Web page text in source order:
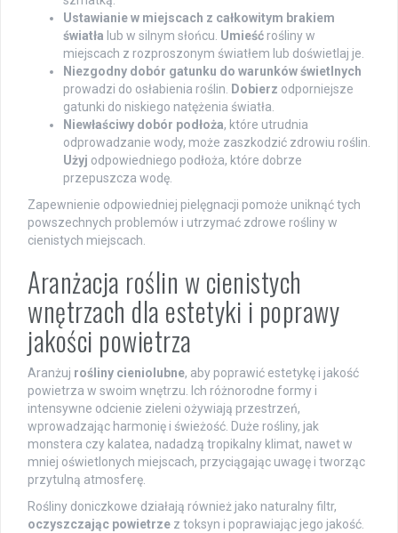
Ustawianie w miejscach z całkowitym brakiem
światła lub w silnym słońcu. Umieść rośliny w
miejscach z rozproszonym światłem lub doświetlaj je.
Niezgodny dobór gatunku do warunków świetlnych
prowadzi do osłabienia roślin. Dobierz odporniejsze
gatunki do niskiego natężenia światła.
Niewłaściwy dobór podłoża, które utrudnia
odprowadzanie wody, może zaszkodzić zdrowiu roślin.
Użyj odpowiedniego podłoża, które dobrze
przepuszcza wodę.
Zapewnienie odpowiedniej pielęgnacji pomoże uniknąć tych
powszechnych problemów i utrzymać zdrowe rośliny w
cienistych miejscach.
Aranżacja roślin w cienistych
wnętrzach dla estetyki i poprawy
jakości powietrza
Aranżuj rośliny cieniolubne, aby poprawić estetykę i jakość
powietrza w swoim wnętrzu. Ich różnorodne formy i
intensywne odcienie zieleni ożywiają przestrzeń,
wprowadzając harmonię i świeżość. Duże rośliny, jak
monstera czy kalatea, nadadzą tropikalny klimat, nawet w
mniej oświetlonych miejscach, przyciągając uwagę i tworząc
przytulną atmosferę.
Rośliny doniczkowe działają również jako naturalny filtr,
oczyszczając powietrze z toksyn i poprawiając jego jakość.